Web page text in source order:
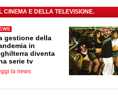
CINEMA E DELLA TELEVISIONE.
gestione della
in
diventa
serie tv
la news